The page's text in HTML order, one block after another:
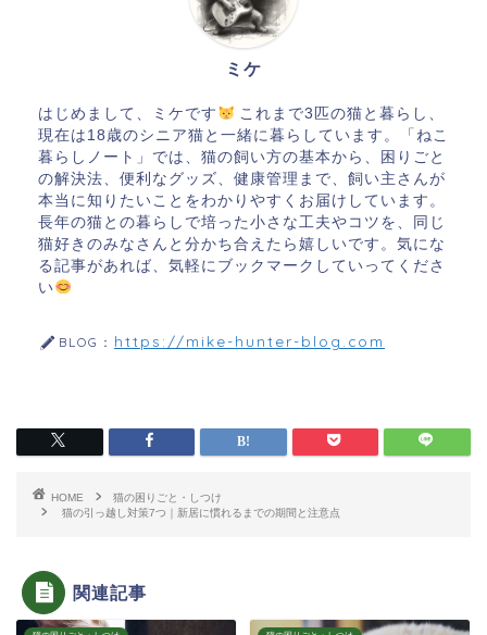
ミケ
はじめまして、ミケです
これまで3匹の猫と暮らし、
現在は18歳のシニア猫と一緒に暮らしています。「ねこ
暮らしノート」では、猫の飼い方の基本から、困りごと
の解決法、便利なグッズ、健康管理まで、飼い主さんが
本当に知りたいことをわかりやすくお届けしています。
長年の猫との暮らしで培った小さな工夫やコツを、同じ
猫好きのみなさんと分かち合えたら嬉しいです。気にな
る記事があれば、気軽にブックマークしていってくださ
い
BLOG： https://mike-hunter-blog.com
HOME
猫の困りごと・しつけ
猫の引っ越し対策7つ｜新居に慣れるまでの期間と注意点
関連記事